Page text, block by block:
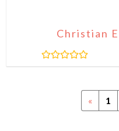
Christian
« 1